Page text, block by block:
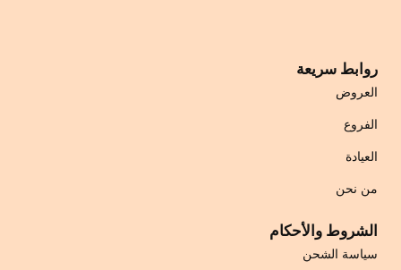
روابط سريعة
العروض
الفروع
العيادة
من نحن
الشروط والأحكام
سياسة الشحن